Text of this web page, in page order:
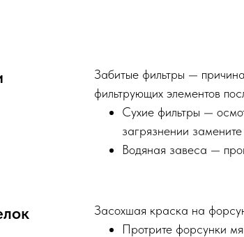
Забитые фильтры —
фильтрующих элементов
Сухие фильтры —
загрязнении замените
Водяная завеса —
Засохшая краска на
Протрите форсунки